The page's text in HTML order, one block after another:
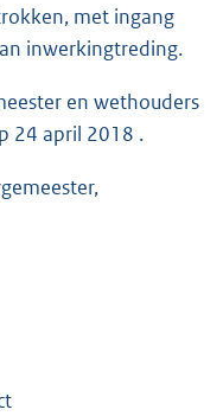
met ingang
inwerkingtreding.
en wethouders
24 april 2018 .